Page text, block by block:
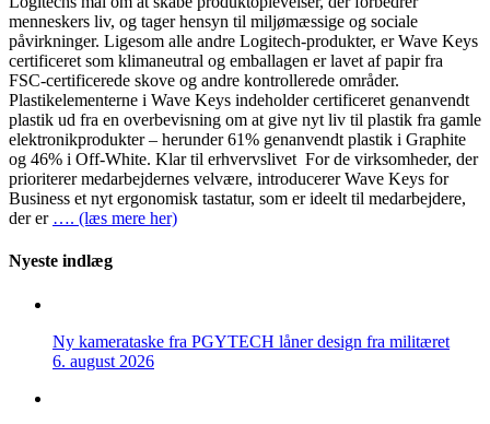
menneskers liv, og tager hensyn til miljømæssige og sociale
påvirkninger. Ligesom alle andre Logitech-produkter, er Wave Keys
certificeret som klimaneutral og emballagen er lavet af papir fra
FSC-certificerede skove og andre kontrollerede områder.
Plastikelementerne i Wave Keys indeholder certificeret genanvendt
plastik ud fra en overbevisning om at give nyt liv til plastik fra gamle
elektronikprodukter – herunder 61% genanvendt plastik i Graphite
og 46% i Off-White. Klar til erhvervslivet For de virksomheder, der
prioriterer medarbejdernes velvære, introducerer Wave Keys for
Business et nyt ergonomisk tastatur, som er ideelt til medarbejdere,
der er …. (læs mere her)
Nyeste indlæg
Ny kamerataske fra PGYTECH låner design fra militæret
6. august 2026